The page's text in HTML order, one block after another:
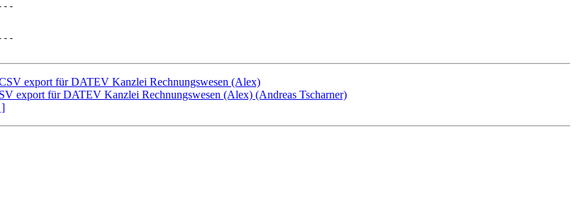
export für DATEV Kanzlei Rechnungswesen (Alex)
export für DATEV Kanzlei Rechnungswesen (Alex) (Andreas Tscharner)
]